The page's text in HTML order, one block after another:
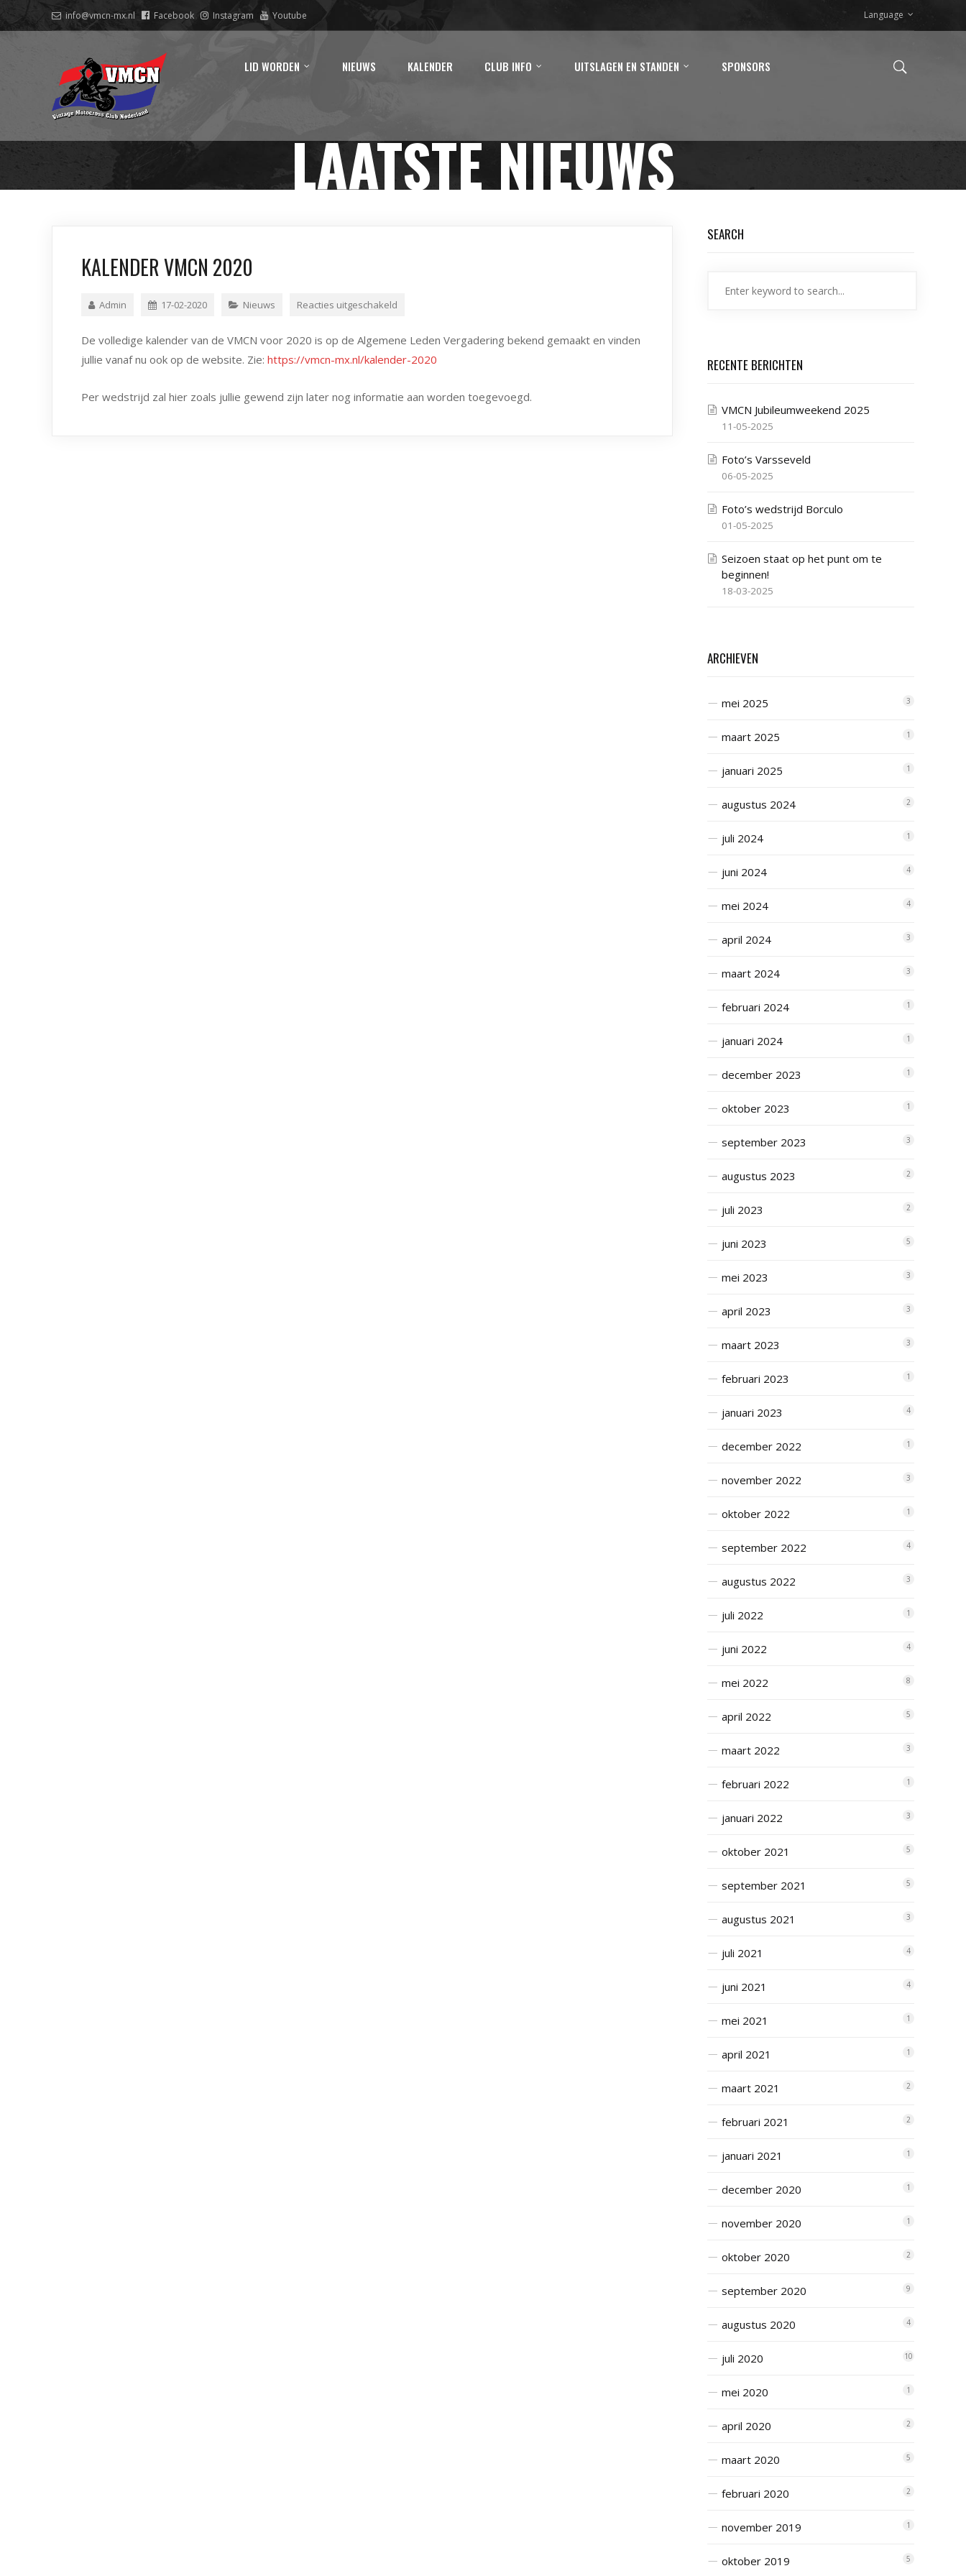
info@vmcn-mx.nl Facebook Instagram Youtube Language
LID WORDEN NIEUWS KALENDER CLUB INFO UITSLAGEN EN STANDEN SPONSORS
LAATSTE NIEUWS
KALENDER VMCN 2020
Admin 17-02-2020 Nieuws Reacties uitgeschakeld
De volledige kalender van de VMCN voor 2020 is op de Algemene Leden Vergadering bekend gemaakt en vinden
jullie vanaf nu ook op de website. Zie: https://vmcn-mx.nl/kalender-2020
Per wedstrijd zal hier zoals jullie gewend zijn later nog informatie aan worden toegevoegd.
SEARCH
RECENTE BERICHTEN
VMCN Jubileumweekend 2025
11-05-2025
Foto’s Varsseveld
06-05-2025
Foto’s wedstrijd Borculo
01-05-2025
Seizoen staat op het punt om te
beginnen!
18-03-2025
ARCHIEVEN
mei 2025 3
maart 2025 1
januari 2025 1
augustus 2024 2
juli 2024 1
juni 2024 4
mei 2024 4
april 2024 3
maart 2024 3
februari 2024 1
januari 2024 1
december 2023 1
oktober 2023 1
september 2023 3
augustus 2023 2
juli 2023 2
juni 2023 5
mei 2023 3
april 2023 3
maart 2023 3
februari 2023 1
januari 2023 4
december 2022 1
november 2022 3
oktober 2022 1
september 2022 4
augustus 2022 3
juli 2022 1
juni 2022 4
mei 2022 8
april 2022 5
maart 2022 3
februari 2022 1
januari 2022 3
oktober 2021 5
september 2021 5
augustus 2021 3
juli 2021 4
juni 2021 4
mei 2021 1
april 2021 1
maart 2021 2
februari 2021 2
januari 2021 1
december 2020 1
november 2020 1
oktober 2020 2
september 2020 9
augustus 2020 4
juli 2020 10
mei 2020 1
april 2020 2
maart 2020 5
februari 2020 2
november 2019 1
oktober 2019 5